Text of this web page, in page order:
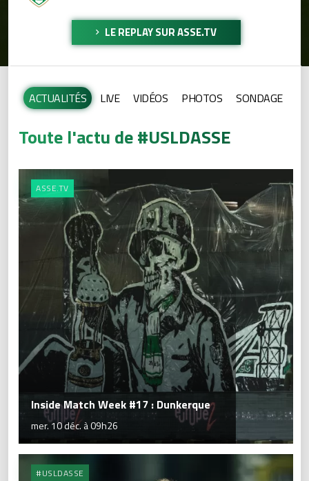
LE REPLAY SUR ASSE.TV
ACTUALITÉS LIVE VIDÉOS PHOTOS SONDAGE
Toute l'actu de #USLDASSE
ASSE.TV
Inside Match Week #17 : Dunkerque
mer. 10 déc. à 09h26
#USLDASSE